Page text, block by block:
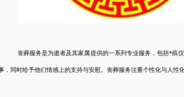
丧葬服务是为逝者及其家属提供的一系列专业服务，包括*殡
，同时给予他们情感上的支持与安慰。丧葬服务注重个性化与人性